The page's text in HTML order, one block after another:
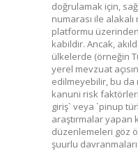
doğrulamak için,
numarası ile
platformu
kabildir. Ancak,
ülkelerde (örneğin
yerel mevzuat
edilmeyebilir, bu
kanuni risk
giriş` veya `pinup
araştırmalar yapan
düzenlemeleri göz
şuurlu